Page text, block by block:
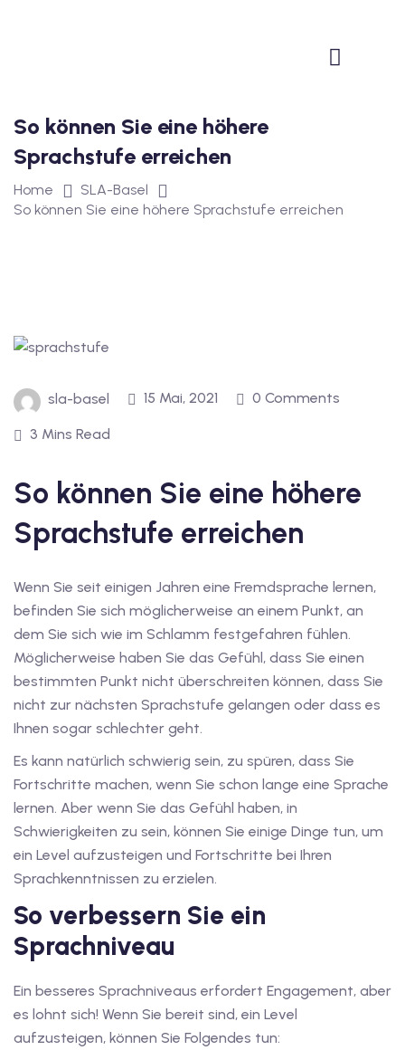
Deutsch B1
Deutsch B2
C1
Deutsch C1
A1
Deutschkurse mit
mit Gutschein
mit Gutschein
So können Sie eine höhere
Sprachstufe erreichen
Home
SLA-Basel
So können Sie eine höhere Sprachstufe erreichen
sla-basel 15 Mai, 2021 0 Comments
3 Mins Read
So können Sie eine höhere
Sprachstufe erreichen
Wenn Sie seit einigen Jahren eine Fremdsprache lernen,
befinden Sie sich möglicherweise an einem Punkt, an
dem Sie sich wie im Schlamm festgefahren fühlen.
Möglicherweise haben Sie das Gefühl, dass Sie einen
bestimmten Punkt nicht überschreiten können, dass Sie
nicht zur nächsten Sprachstufe gelangen oder dass es
Ihnen sogar schlechter geht.
Es kann natürlich schwierig sein, zu spüren, dass Sie
Fortschritte machen, wenn Sie schon lange eine Sprache
lernen. Aber wenn Sie das Gefühl haben, in
Schwierigkeiten zu sein, können Sie einige Dinge tun, um
ein Level aufzusteigen und Fortschritte bei Ihren
Sprachkenntnissen zu erzielen.
So verbessern Sie ein
Sprachniveau
Ein besseres Sprachniveaus erfordert Engagement, aber
es lohnt sich! Wenn Sie bereit sind, ein Level
aufzusteigen, können Sie Folgendes tun: